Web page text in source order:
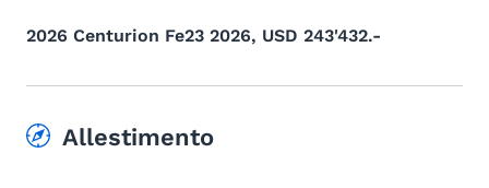
2026 Centurion Fe23 2026, USD 243'432.-
Allestimento